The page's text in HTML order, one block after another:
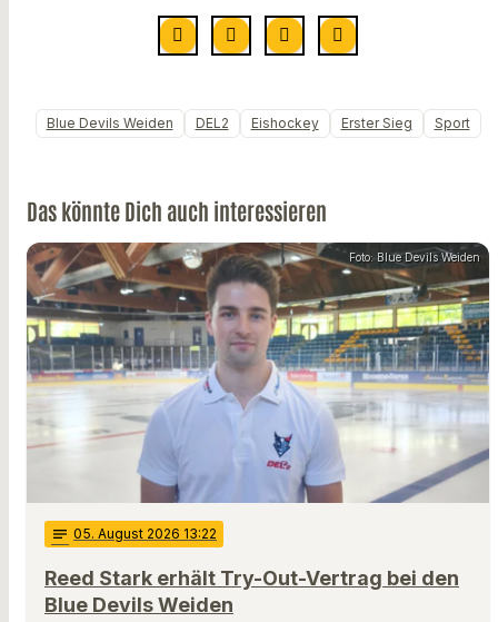
Blue Devils Weiden DEL2 Eishockey Erster Sieg Sport
Das könnte Dich auch interessieren
Foto: Blue Devils Weiden
notes 05. August 2026 13:22
Reed Stark erhält Try-Out-Vertrag bei den
Blue Devils Weiden